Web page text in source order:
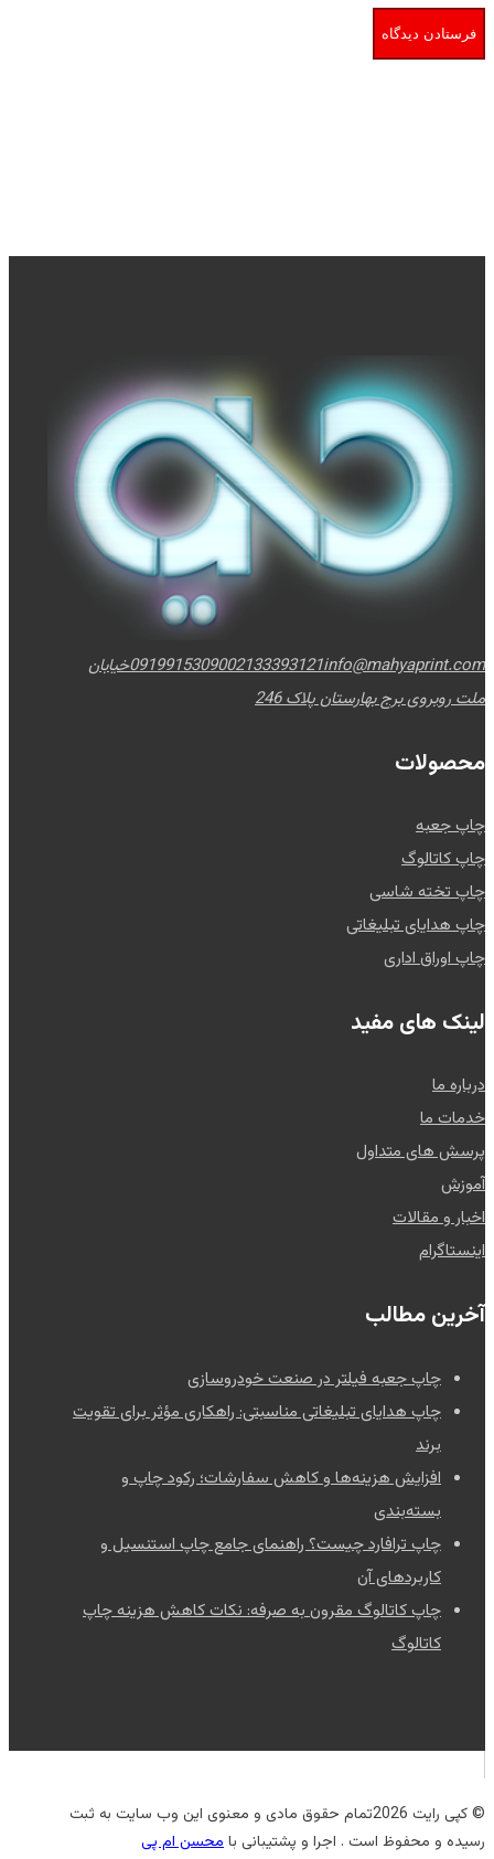
0919915309002133393121info@mahyaprint.com
خیابان
ملت روبروی برج بهارستان پلاک 246
محصولات
چاپ جعبه
چاپ کاتالوگ
چاپ تخته شاسی
چاپ هدایای تبلیغاتی
چاپ اوراق اداری
لینک های مفید
درباره ما
خدمات ما
پرسش های متداول
آموزش
اخبار و مقالات
اینستاگرام
آخرین مطالب
چاپ جعبه فیلتر در صنعت خودروسازی
چاپ هدایای تبلیغاتی مناسبتی: راهکاری مؤثر برای تقویت
برند
افزایش هزینه‌ها و کاهش سفارشات؛ رکود چاپ و
بسته‌بندی
چاپ ترافارد چیست؟ راهنمای جامع چاپ استنسیل و
کاربردهای آن
چاپ کاتالوگ مقرون به صرفه: نکات کاهش هزینه چاپ
کاتالوگ
© کپی رایت 2026تمام حقوق مادی و معنوی این وب سایت به ثبت
رسیده و محفوظ است . اجرا و پشتیبانی بامحسن ام پی